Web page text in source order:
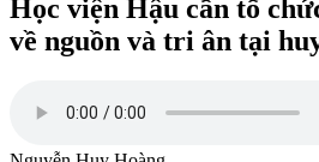
Học viện Hậu cần tổ
về nguồn và tri ân tại